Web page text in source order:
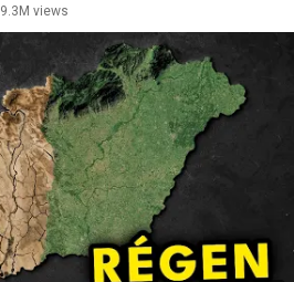
9.3M views